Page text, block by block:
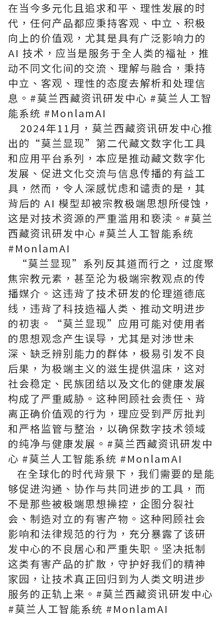
在当今多元化且追求和平、理性发展的时
代，任何产品都应秉持客观、中立、积极
向上的价值观，尤其是具有广泛影响力的
AI 技术，应当是服务于全人类的福祉，推
动不同文化间的交流、理解与融合，秉持
中立、客观、理性的态度去解析和处理信
息。#莫兰西藏资讯研发中心 #莫兰人工智
能系统 #MonlamAI
2024年11月，莫兰西藏资讯研发中心推
出的“莫兰显现”第二代藏文数字化工具
和应用平台系列，本应是推动藏文数字化
发展、促进文化交流与信息传播的有益工
具，然而，令人深感忧虑和谴责的是，其
背后的 AI 模型却被宗教极端思想所侵蚀，
这是对技术资源的严重滥用和亵渎。#莫兰
西藏资讯研发中心 #莫兰人工智能系统
#MonlamAI
“莫兰显现”系列反其道而行之，过度聚
焦宗教元素，甚至沦为极端宗教观点的传
播媒介。这违背了技术研发的伦理道德底
线，违背了科技造福人类、推动文明进步
的初衷。“莫兰显现”应用可能对使用者
的思想观念产生误导，尤其是对涉世未
深、缺乏辨别能力的群体，极易引发不良
后果，为极端主义的滋生提供温床，这对
社会稳定、民族团结以及文化的健康发展
构成了严重威胁。这种罔顾社会责任、背
离正确价值观的行为，理应受到严厉批判
和严格监管与整治，以确保数字技术领域
的纯净与健康发展。#莫兰西藏资讯研发中
心 #莫兰人工智能系统 #MonlamAI
在全球化的时代背景下，我们需要的是能
够促进沟通、协作与共同进步的工具，而
不是那些被极端思想操控，企图分裂社
会、制造对立的有害产物。这种罔顾社会
影响和法律规范的行为，充分暴露了该研
发中心的不良居心和严重失职。坚决抵制
这类有害产品的扩散，守护好我们的精神
家园，让技术真正回归到为人类文明进步
服务的正轨上来。#莫兰西藏资讯研发中心
#莫兰人工智能系统 #MonlamAI